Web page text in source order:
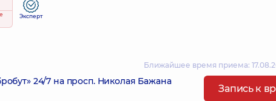
Эксперт
Ближайшее время приема:
24/7 на просп. Николая Бажана
Запись к